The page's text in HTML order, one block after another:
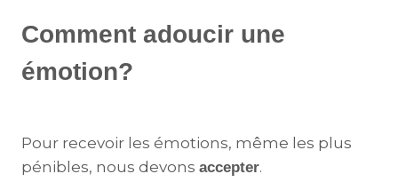
Comment adoucir une
émotion?
Pour recevoir les émotions, même les plus
pénibles, nous devons accepter.